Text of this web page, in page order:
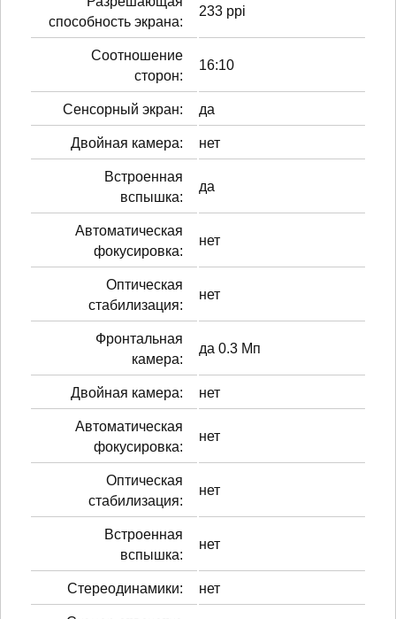
способность экрана:
233 ppi
Соотношение
сторон:
16:10
Сенсорный экран: да
Двойная камера: нет
Встроенная
вспышка:
да
Автоматическая
фокусировка:
нет
Оптическая
стабилизация:
нет
Фронтальная
камера:
да 0.3 Мп
Двойная камера: нет
Автоматическая
фокусировка:
нет
Оптическая
стабилизация:
нет
Встроенная
вспышка:
нет
Стереодинамики: нет